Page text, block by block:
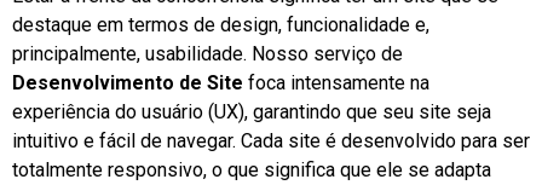
destaque em termos de design, funcionalidade e,
principalmente, usabilidade. Nosso serviço de
Desenvolvimento de Site foca intensamente na
experiência do usuário (UX), garantindo que seu site seja
intuitivo e fácil de navegar. Cada site é desenvolvido para ser
totalmente responsivo, o que significa que ele se adapta